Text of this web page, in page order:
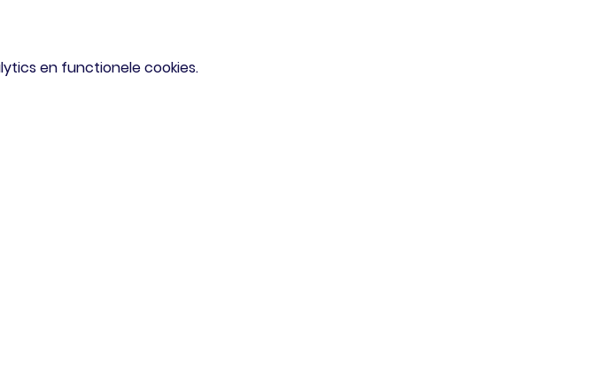
en functionele cookies.